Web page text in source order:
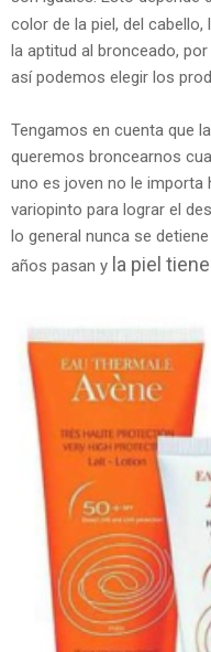
color de la piel, del
la aptitud al bronceado,
así podemos elegir los
Tengamos en cuenta que
queremos broncearnos
uno es joven no le importa
variopinto para lograr el
lo general nunca se
años pasan y la piel